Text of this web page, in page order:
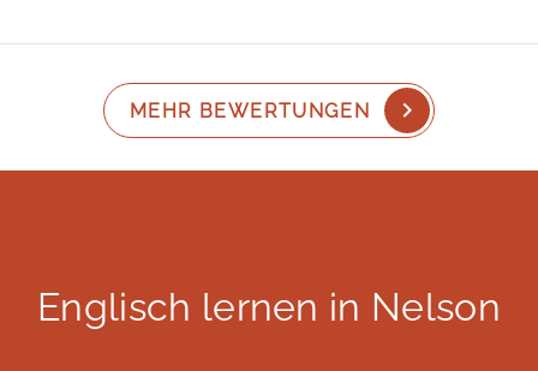
MEHR BEWERTUNGEN
Englisch lernen in Nelson